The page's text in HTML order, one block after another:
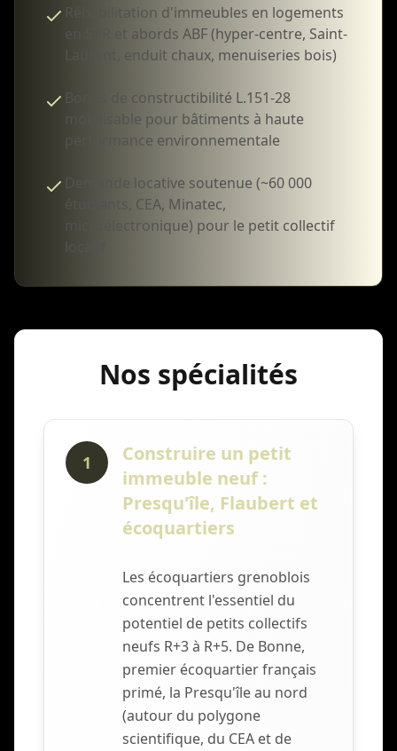
Réhabilitation d'immeubles en logements
en SPR et abords ABF (hyper-centre, Saint-
Laurent, enduit chaux, menuiseries bois)
Bonus de constructibilité L.151-28
mobilisable pour bâtiments à haute
performance environnementale
Demande locative soutenue (~60 000
étudiants, CEA, Minatec,
microélectronique) pour le petit collectif
locatif
Nos spécialités
1
Construire un petit
immeuble neuf :
Presqu'île, Flaubert et
écoquartiers
Les écoquartiers grenoblois
concentrent l'essentiel du
potentiel de petits collectifs
neufs R+3 à R+5. De Bonne,
premier écoquartier français
primé, la Presqu'île au nord
(autour du polygone
scientifique, du CEA et de